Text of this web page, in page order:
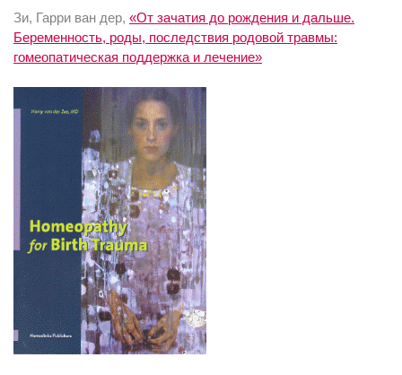
Зи, Гарри ван дер, «От зачатия до рождения и дальше.
Беременность, роды, последствия родовой травмы:
гомеопатическая поддержка и лечение»